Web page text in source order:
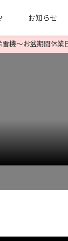
お知らせ
発送について
シー
お盆期間休業日〜